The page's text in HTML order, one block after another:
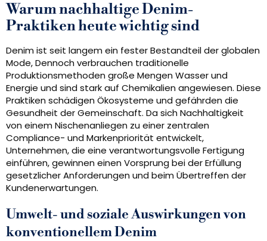
Warum nachhaltige Denim-
Praktiken heute wichtig sind
Denim ist seit langem ein fester Bestandteil der globalen
Mode, Dennoch verbrauchen traditionelle
Produktionsmethoden große Mengen Wasser und
Energie und sind stark auf Chemikalien angewiesen. Diese
Praktiken schädigen Ökosysteme und gefährden die
Gesundheit der Gemeinschaft. Da sich Nachhaltigkeit
von einem Nischenanliegen zu einer zentralen
Compliance- und Markenpriorität entwickelt,
Unternehmen, die eine verantwortungsvolle Fertigung
einführen, gewinnen einen Vorsprung bei der Erfüllung
gesetzlicher Anforderungen und beim Übertreffen der
Kundenerwartungen.
Umwelt- und soziale Auswirkungen von
konventionellem Denim